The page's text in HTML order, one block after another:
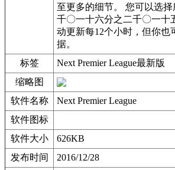
至更多的细节。 您可以选
千〇一十六分之二千〇一十
动更新每12个小时，但你也
据。
标签
Next Premier League最新版
缩略图
软件名称
Next Premier League
软件图标
软件大小
626KB
发布时间
2016/12/28